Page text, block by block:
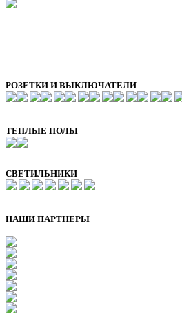
РОЗЕТКИ И ВЫКЛЮЧАТЕЛИ
ТЕПЛЫЕ ПОЛЫ
СВЕТИЛЬНИКИ
НАШИ ПАРТНЕРЫ